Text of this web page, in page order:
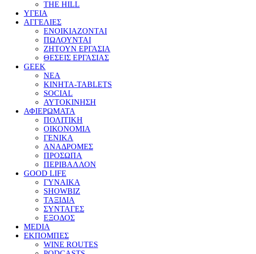
THE HILL
ΥΓΕΙΑ
ΑΓΓΕΛΙΕΣ
ΕΝΟΙΚΙΑΖΟΝΤΑΙ
ΠΩΛΟΥΝΤΑΙ
ΖΗΤΟΥΝ ΕΡΓΑΣΙΑ
ΘΕΣΕΙΣ ΕΡΓΑΣΙΑΣ
GEEK
ΝΕΑ
ΚΙΝΗΤΑ-TABLETS
SOCIAL
ΑΥΤΟΚΙΝΗΣΗ
ΑΦΙΕΡΩΜΑΤΑ
ΠΟΛΙΤΙΚΗ
ΟΙΚΟΝΟΜΙΑ
ΓΕΝΙΚΑ
ΑΝΑΔΡΟΜΕΣ
ΠΡΟΣΩΠΑ
ΠΕΡΙΒΑΛΛΟΝ
GOOD LIFE
ΓΥΝΑΙΚΑ
SHOWBIZ
ΤΑΞΙΔΙΑ
ΣΥΝΤΑΓΕΣ
ΕΞΟΔΟΣ
MEDIA
ΕΚΠΟΜΠΕΣ
WINE ROUTES